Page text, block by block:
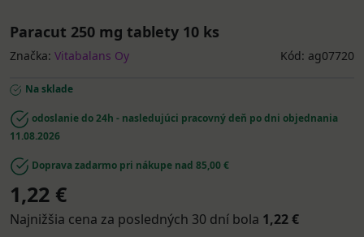
Paracut 250 mg tablety 10 ks
Značka: Vitabalans Oy Kód: ag07720
Na sklade
odoslanie do 24h - nasledujúci pracovný deň po dni objednania
11.08.2026
Doprava zadarmo pri nákupe nad 85,00 €
1,22 €
Najnižšia cena za posledných 30 dní bola 1,22 €